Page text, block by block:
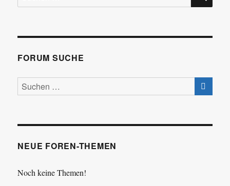
nach:
FORUM SUCHE
NEUE FOREN-THEMEN
Noch keine Themen!